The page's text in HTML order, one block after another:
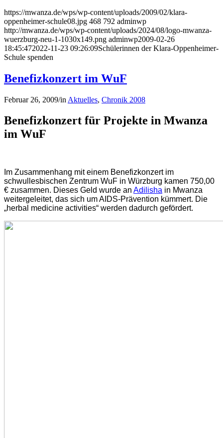
https://mwanza.de/wps/wp-content/uploads/2009/02/klara-
oppenheimer-schule08.jpg 468 792 adminwp
http://mwanza.de/wps/wp-content/uploads/2024/08/logo-mwanza-
wuerzburg-neu-1-1030x149.png adminwp2009-02-26
18:45:472022-11-23 09:26:09Schülerinnen der Klara-Oppenheimer-
Schule spenden
Benefizkonzert im WuF
Februar 26, 2009/in Aktuelles, Chronik 2008
Benefizkonzert für Projekte in Mwanza
im WuF
Im Zusammenhang mit einem Benefizkonzert im
schwullesbischen Zentrum WuF in Würzburg kamen 750,00
€ zusammen. Dieses Geld wurde an Adilisha in Mwanza
weitergeleitet, das sich um AIDS-Prävention kümmert. Die
„herbal medicine activities“ werden dadurch gefördert.